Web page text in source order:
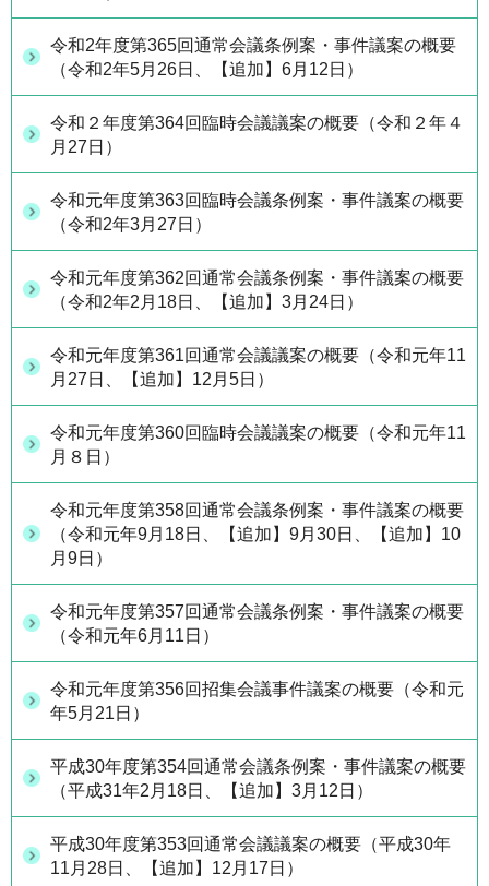
令和2年度第365回通常会議条例案・事件議案の概要
（令和2年5月26日、【追加】6月12日）
令和２年度第364回臨時会議議案の概要（令和２年４
月27日）
令和元年度第363回臨時会議条例案・事件議案の概要
（令和2年3月27日）
令和元年度第362回通常会議条例案・事件議案の概要
（令和2年2月18日、【追加】3月24日）
令和元年度第361回通常会議議案の概要（令和元年11
月27日、【追加】12月5日）
令和元年度第360回臨時会議議案の概要（令和元年11
月８日）
令和元年度第358回通常会議条例案・事件議案の概要
（令和元年9月18日、【追加】9月30日、【追加】10
月9日）
令和元年度第357回通常会議条例案・事件議案の概要
（令和元年6月11日）
令和元年度第356回招集会議事件議案の概要（令和元
年5月21日）
平成30年度第354回通常会議条例案・事件議案の概要
（平成31年2月18日、【追加】3月12日）
平成30年度第353回通常会議議案の概要（平成30年
11月28日、【追加】12月17日）